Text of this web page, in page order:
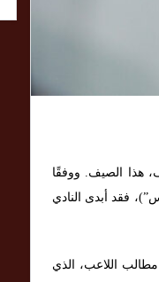
هذا الصيف. ووفقًا
فقد أبدى النادي
اللاعب، الذي